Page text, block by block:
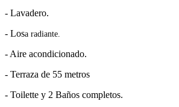
- Lavadero.
- Losa radiante.
- Aire acondicionado.
- Terraza de 55 metros
- Toilette y 2 Baños completos.